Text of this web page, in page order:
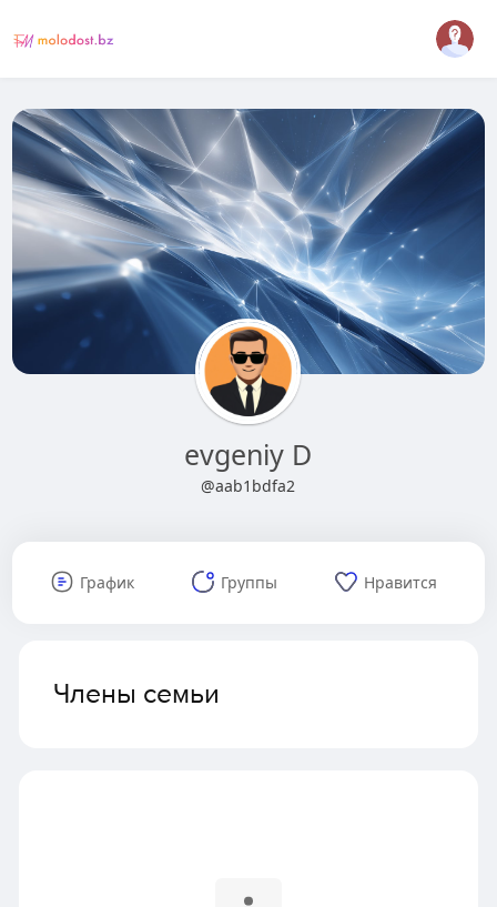
evgeniy D
@aab1bdfa2
График Группы Нравится
Члены семьи